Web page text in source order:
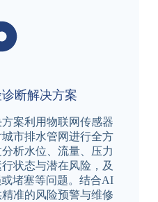
断解决方案
案利用物联网传感器
市排水管网进行全方
析水位、流量、压力
状态与潜在风险，及
堵塞等问题。结合AI
准的风险预警与维修